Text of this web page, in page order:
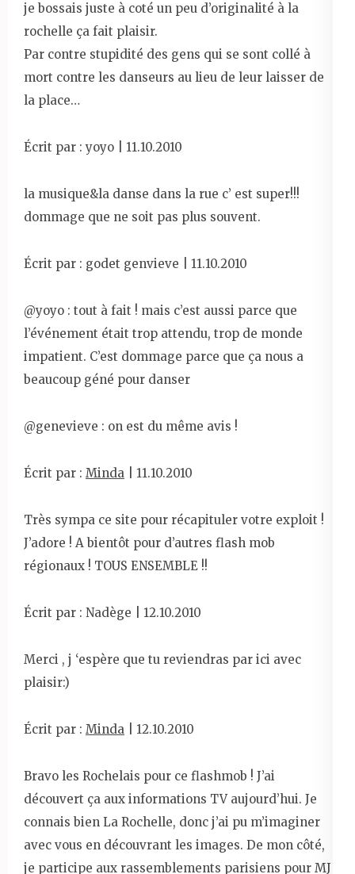
je bossais juste à coté un peu d’originalité à la
rochelle ça fait plaisir.
Par contre stupidité des gens qui se sont collé à
mort contre les danseurs au lieu de leur laisser de
la place…
Écrit par : yoyo | 11.10.2010
la musique&la danse dans la rue c’ est super!!!
dommage que ne soit pas plus souvent.
Écrit par : godet genvieve | 11.10.2010
@yoyo : tout à fait ! mais c’est aussi parce que
l’événement était trop attendu, trop de monde
impatient. C’est dommage parce que ça nous a
beaucoup géné pour danser
@genevieve : on est du même avis !
Écrit par : Minda | 11.10.2010
Très sympa ce site pour récapituler votre exploit !
J’adore ! A bientôt pour d’autres flash mob
régionaux ! TOUS ENSEMBLE !!
Écrit par : Nadège | 12.10.2010
Merci , j ‘espère que tu reviendras par ici avec
plaisir:)
Écrit par : Minda | 12.10.2010
Bravo les Rochelais pour ce flashmob ! J’ai
découvert ça aux informations TV aujourd’hui. Je
connais bien La Rochelle, donc j’ai pu m’imaginer
avec vous en découvrant les images. De mon côté,
je participe aux rassemblements parisiens pour MJ